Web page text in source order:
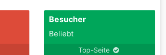
Besucher
Beliebt
Top-Seite